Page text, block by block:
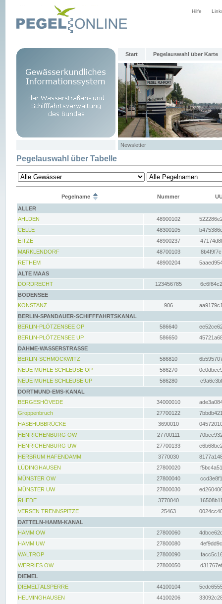
Hilfe
Start Pegelauswahl über Karte
Newsletter
Pegelauswahl über Tabelle
Pegelname Nummer
ALLER
AHLDEN
48900102
CELLE
48300105
EITZE
48900237
MARKLENDORF
48700103
RETHEM
48900204
ALTE MAAS
DORDRECHT
123456785
BODENSEE
KONSTANZ
906
BERLIN-SPANDAUER-SCHIFFFAHRTSKANAL
BERLIN-PLÖTZENSEE OP
586640
BERLIN-PLÖTZENSEE UP
586650
DAHME-WASSERSTRASSE
BERLIN-SCHMÖCKWITZ
586810
NEUE MÜHLE SCHLEUSE OP
586270
NEUE MÜHLE SCHLEUSE UP
586280
DORTMUND-EMS-KANAL
BERGESHÖVEDE
34000010
Groppenbruch
27700122
HASEHUBBRÜCKE
3690010
HENRICHENBURG OW
27700111
HENRICHENBURG UW
27700133
HERBRUM HAFENDAMM
3770030
LÜDINGHAUSEN
27800020
MÜNSTER OW
27800040
MÜNSTER UW
27800030
RHEDE
3770040
VERSEN TRENNSPITZE
25463
DATTELN-HAMM-KANAL
HAMM OW
27800060
HAMM UW
27800080
WALTROP
27800090
WERRIES OW
27800050
DIEMEL
DIEMELTALSPERRE
44100104
HELMINGHAUSEN
44100206